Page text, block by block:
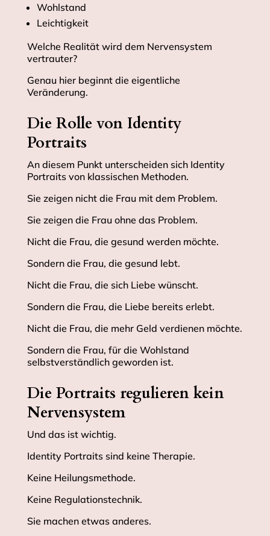
Wohlstand
Leichtigkeit
Welche Realität wird dem Nervensystem
vertrauter?
Genau hier beginnt die eigentliche
Veränderung.
Die Rolle von Identity
Portraits
An diesem Punkt unterscheiden sich Identity
Portraits von klassischen Methoden.
Sie zeigen nicht die Frau mit dem Problem.
Sie zeigen die Frau ohne das Problem.
Nicht die Frau, die gesund werden möchte.
Sondern die Frau, die gesund lebt.
Nicht die Frau, die sich Liebe wünscht.
Sondern die Frau, die Liebe bereits erlebt.
Nicht die Frau, die mehr Geld verdienen möchte.
Sondern die Frau, für die Wohlstand
selbstverständlich geworden ist.
Die Portraits regulieren kein
Nervensystem
Und das ist wichtig.
Identity Portraits sind keine Therapie.
Keine Heilungsmethode.
Keine Regulationstechnik.
Sie machen etwas anderes.